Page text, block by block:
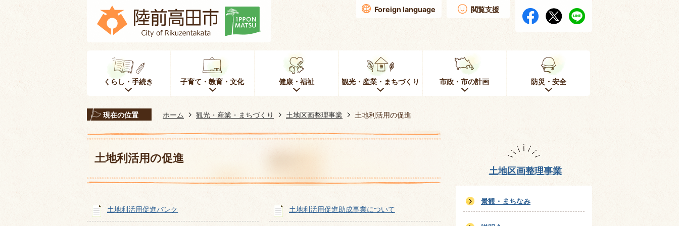
Foreign language 閲覧支援
くらし・手続き 子育て・教育・文化 健康・福祉 観光・産業・まちづくり 市政・市の計画 防災・安全
現在の位置 ホーム 観光・産業・まちづくり 土地区画整理事業 土地利活用の促進
土地利活用の促進
土地利活用促進バンク 土地利活用促進助成事業について
土地区画整理事業
景観・まちなみ